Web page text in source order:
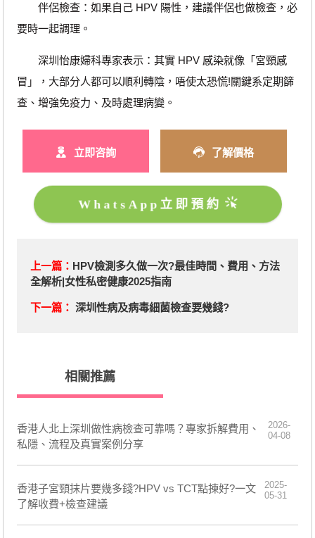
伴侶檢查：如果自己 HPV 陽性，建議伴侶也做檢查，必
要時一起調理。
深圳怡康婦科專家表示：其實 HPV 感染就像「宮頸感
冒」，大部分人都可以順利轉陰，唔使太恐慌!關鍵系定期篩
查、增強免疫力、及時處理病變。
立即咨詢 了解價格
WhatsApp立即預約
上一篇： HPV檢測多久做一次?最佳時間、費用、方法
全解析|女性私密健康2025指南
下一篇： 深圳性病及病毒細菌檢查要幾錢?
相關推薦
香港人北上深圳做性病檢查可靠嗎？專家拆解費用、
私隱、流程及真實案例分享
2026-
04-08
香港子宮頸抹片要幾多錢?HPV vs TCT點揀好?一文
了解收費+檢查建議
2025-
05-31